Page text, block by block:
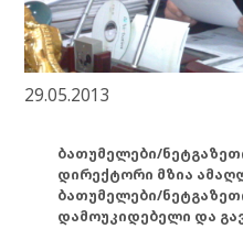
29.05.2013
ბათუმელები/
დირექტორი მზია
ბათუმელები/
დამოუკიდებელი და